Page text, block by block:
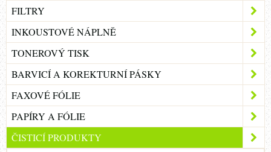
FILTRY
INKOUSTOVÉ NÁPLNĚ
TONEROVÝ TISK
BARVICÍ A KOREKTURNÍ PÁSKY
FAXOVÉ FÓLIE
PAPÍRY A FÓLIE
ČISTICÍ PRODUKTY